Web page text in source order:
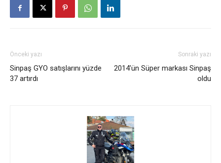
Önceki yazı
Sinpaş GYO satışlarını yüzde
37 artırdı
Sonraki yazı
2014’ün Süper markası Sinpaş
oldu